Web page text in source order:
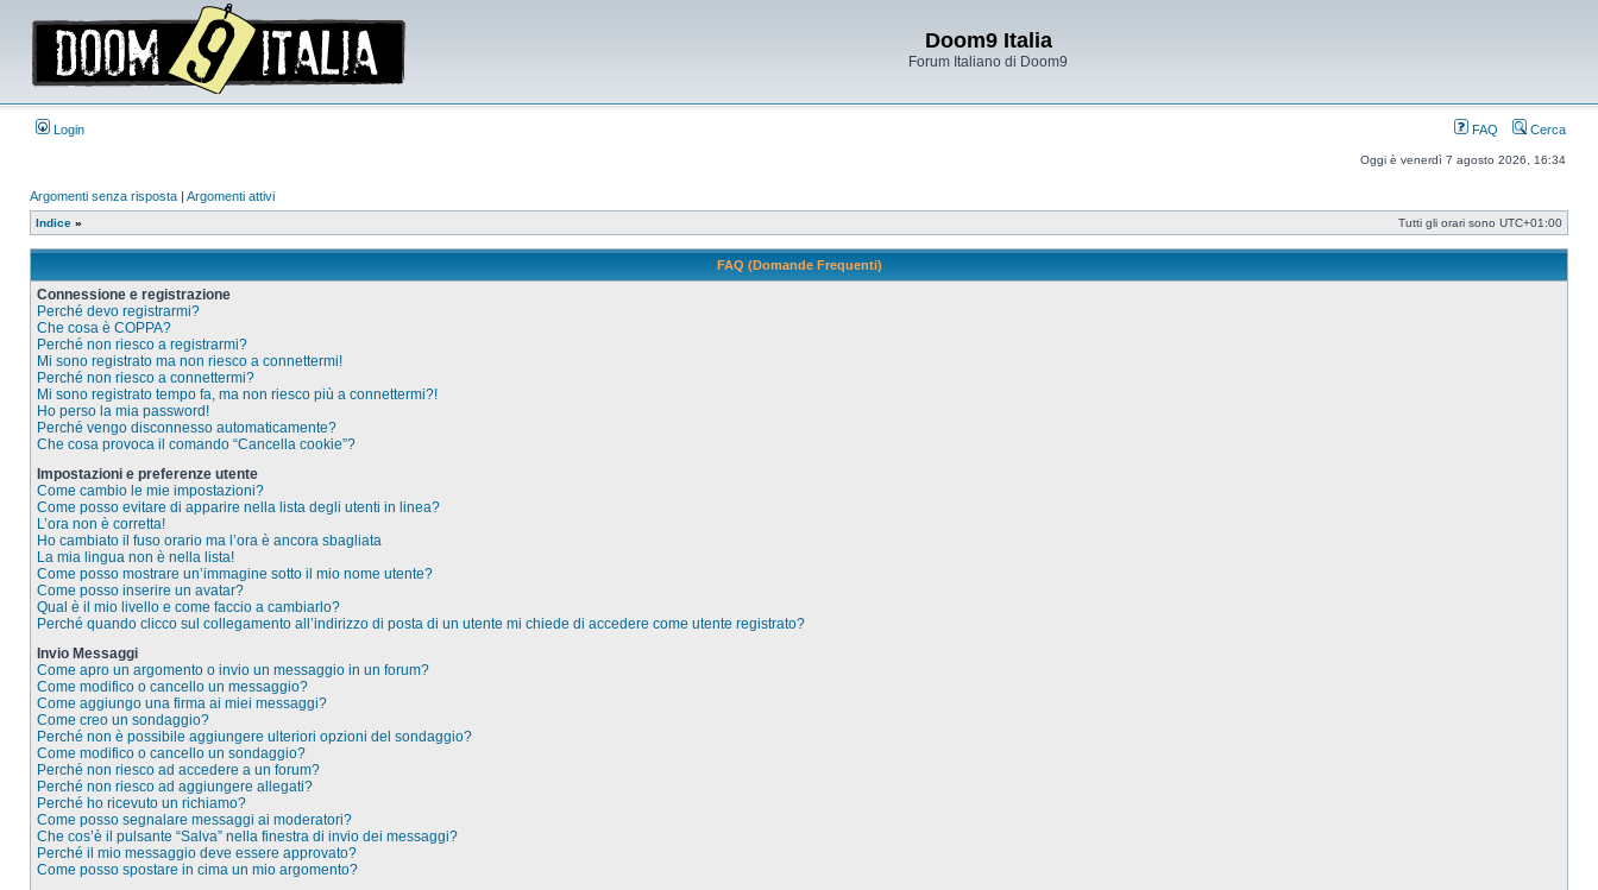
Doom9 Italia
Forum Italiano di Doom9
Login FAQ Cerca
Oggi è venerdì 7 agosto 2026, 16:34
Argomenti senza risposta | Argomenti attivi
Indice » Tutti gli orari sono UTC+01:00
FAQ (Domande Frequenti)
Connessione e registrazione
Perché devo registrarmi?
Che cosa è COPPA?
Perché non riesco a registrarmi?
Mi sono registrato ma non riesco a connettermi!
Perché non riesco a connettermi?
Mi sono registrato tempo fa, ma non riesco più a connettermi?!
Ho perso la mia password!
Perché vengo disconnesso automaticamente?
Che cosa provoca il comando “Cancella cookie”?
Impostazioni e preferenze utente
Come cambio le mie impostazioni?
Come posso evitare di apparire nella lista degli utenti in linea?
L’ora non è corretta!
Ho cambiato il fuso orario ma l’ora è ancora sbagliata
La mia lingua non è nella lista!
Come posso mostrare un’immagine sotto il mio nome utente?
Come posso inserire un avatar?
Qual è il mio livello e come faccio a cambiarlo?
Perché quando clicco sul collegamento all’indirizzo di posta di un utente mi chiede di accedere come utente registrato?
Invio Messaggi
Come apro un argomento o invio un messaggio in un forum?
Come modifico o cancello un messaggio?
Come aggiungo una firma ai miei messaggi?
Come creo un sondaggio?
Perché non è possibile aggiungere ulteriori opzioni del sondaggio?
Come modifico o cancello un sondaggio?
Perché non riesco ad accedere a un forum?
Perché non riesco ad aggiungere allegati?
Perché ho ricevuto un richiamo?
Come posso segnalare messaggi ai moderatori?
Che cos’è il pulsante “Salva” nella finestra di invio dei messaggi?
Perché il mio messaggio deve essere approvato?
Come posso spostare in cima un mio argomento?